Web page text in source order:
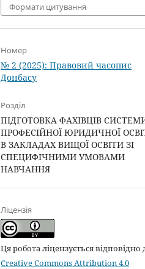
Формати цитування
Номер
№ 2 (2025): Правовий часопис
Донбасу
Розділ
ПІДГОТОВКА ФАХІВЦІВ
ПРОФЕСІЙНОЇ ЮРИДИЧНОЇ
В ЗАКЛАДАХ ВИЩОЇ ОСВІТИ ЗІ
СПЕЦИФІЧНИМИ УМОВАМИ
НАВЧАННЯ
Ліцензія
Ця робота ліцензується відповідно
Creative Commons Attribution 4.0